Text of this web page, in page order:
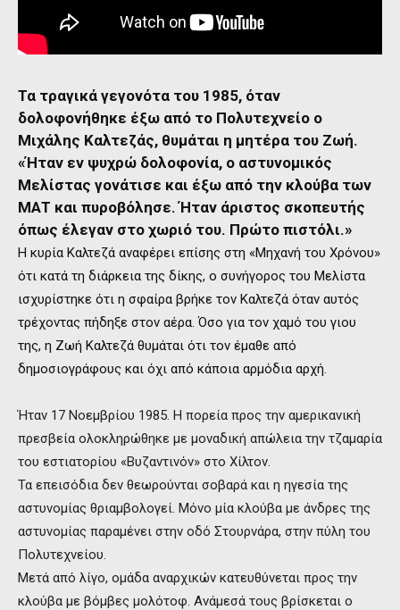
Τα τραγικά γεγονότα του 1985, όταν
δολοφονήθηκε έξω από το Πολυτεχνείο ο
Μιχάλης Καλτεζάς, θυμάται η μητέρα του Ζωή.
«Ήταν εν ψυχρώ δολοφονία, ο αστυνομικός
Μελίστας γονάτισε και έξω από την κλούβα των
ΜΑΤ και πυροβόλησε. Ήταν άριστος σκοπευτής
όπως έλεγαν στο χωριό του. Πρώτο πιστόλι.»
Η κυρία Καλτεζά αναφέρει επίσης στη «Μηχανή του Χρόνου»
ότι κατά τη διάρκεια της δίκης, ο συνήγορος του Μελίστα
ισχυρίστηκε ότι η σφαίρα βρήκε τον Καλτεζά όταν αυτός
τρέχοντας πήδηξε στον αέρα. Όσο για τον χαμό του γιου
της, η Ζωή Καλτεζά θυμάται ότι τον έμαθε από
δημοσιογράφους και όχι από κάποια αρμόδια αρχή.
Ήταν 17 Νοεμβρίου 1985. Η πορεία προς την αμερικανική
πρεσβεία ολοκληρώθηκε με μοναδική απώλεια την τζαμαρία
του εστιατορίου «Βυζαντινόν» στο Χίλτον.
Τα επεισόδια δεν θεωρούνται σοβαρά και η ηγεσία της
αστυνομίας θριαμβολογεί. Μόνο μία κλούβα με άνδρες της
αστυνομίας παραμένει στην οδό Στουρνάρα, στην πύλη του
Πολυτεχνείου.
Μετά από λίγο, ομάδα αναρχικών κατευθύνεται προς την
κλούβα με βόμβες μολότοφ. Ανάμεσά τους βρίσκεται ο